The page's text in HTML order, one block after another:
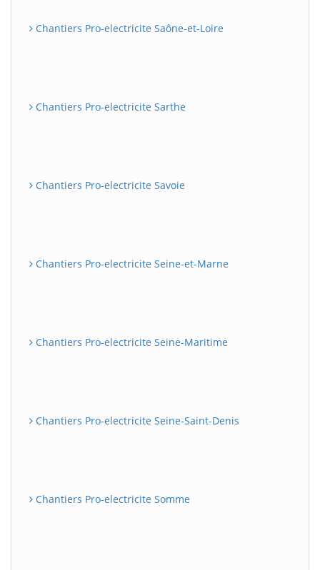
Chantiers Pro-electricite Saône-et-Loire
Chantiers Pro-electricite Sarthe
Chantiers Pro-electricite Savoie
Chantiers Pro-electricite Seine-et-Marne
Chantiers Pro-electricite Seine-Maritime
Chantiers Pro-electricite Seine-Saint-Denis
Chantiers Pro-electricite Somme